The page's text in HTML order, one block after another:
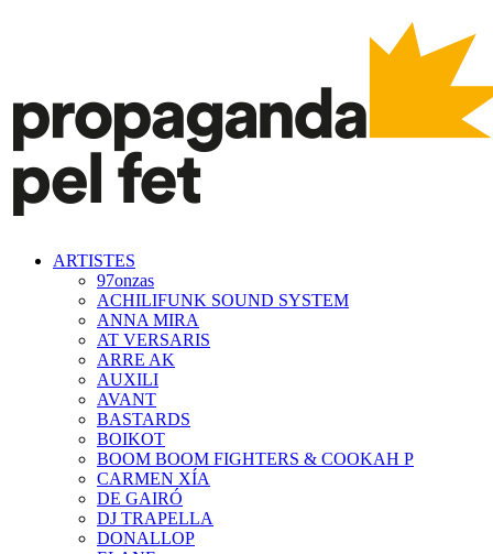
ARTISTES
97onzas
ACHILIFUNK SOUND SYSTEM
ANNA MIRA
AT VERSARIS
ARRE AK
AUXILI
AVANT
BASTARDS
BOIKOT
BOOM BOOM FIGHTERS & COOKAH P
CARMEN XÍA
DE GAIRÓ
DJ TRAPELLA
DONALLOP